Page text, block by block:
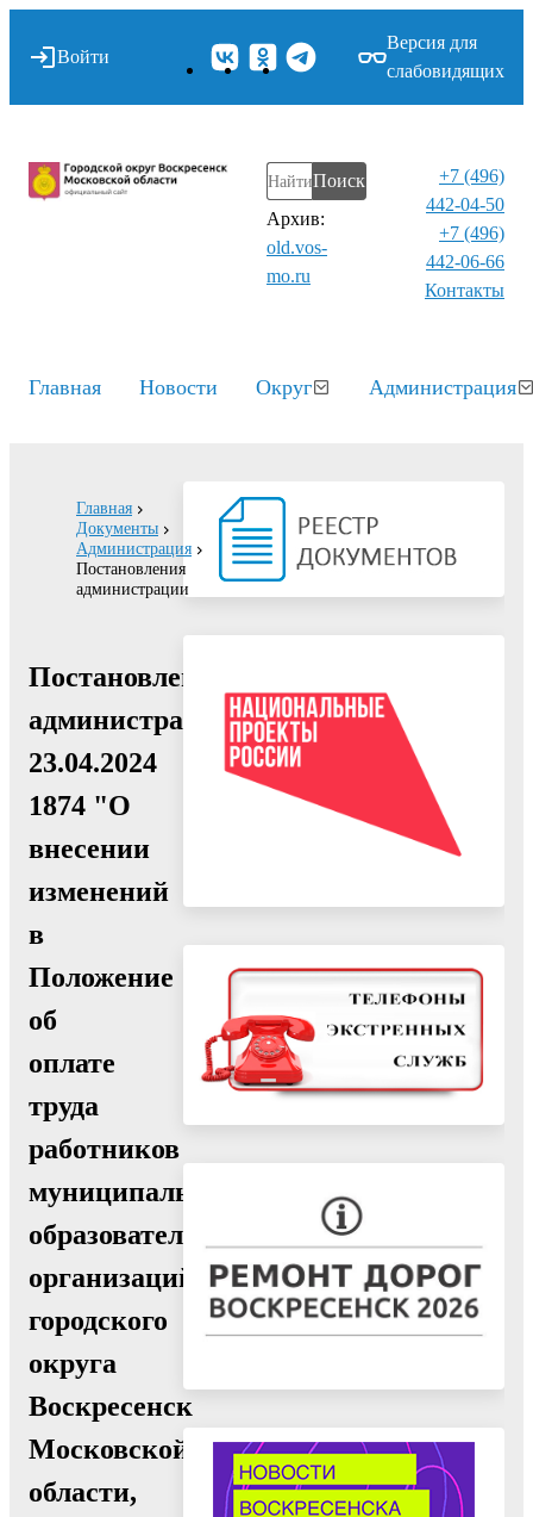
Войти
Версия для
слабовидящих
Поиск
Архив:
old.vos-
mo.ru
+7 (496)
442-04-50
+7 (496)
442-06-66
Контакты⁠
Главная Новости Округ Администрация
Главная
Документы
Администрация
Постановления
администрации
Постановление
администрации
23.04.2024
1874 "О
внесении
изменений
в
Положение
об
оплате
труда
работников
муниципальных
образовательных
организаций
городского
округа
Воскресенск
Московской
области,